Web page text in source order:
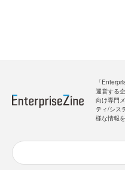
「
運営する
向け専門
ティ/シス
様な情報